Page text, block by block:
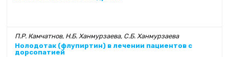
П.Р. Камчатнов, Н.Б. Ханмурзаева, С.Б. Ханмурзаева
Нолодотак (флупиртин) в лечении пациентов с
дорсопатией